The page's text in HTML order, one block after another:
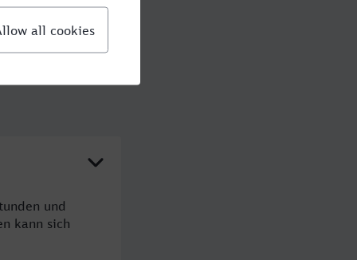
und
kann sich